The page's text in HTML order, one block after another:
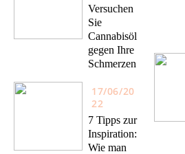
Versuchen
Sie
Cannabisöl
gegen Ihre
Schmerzen
17/06/20
22
7 Tipps zur
Inspiration:
Wie man